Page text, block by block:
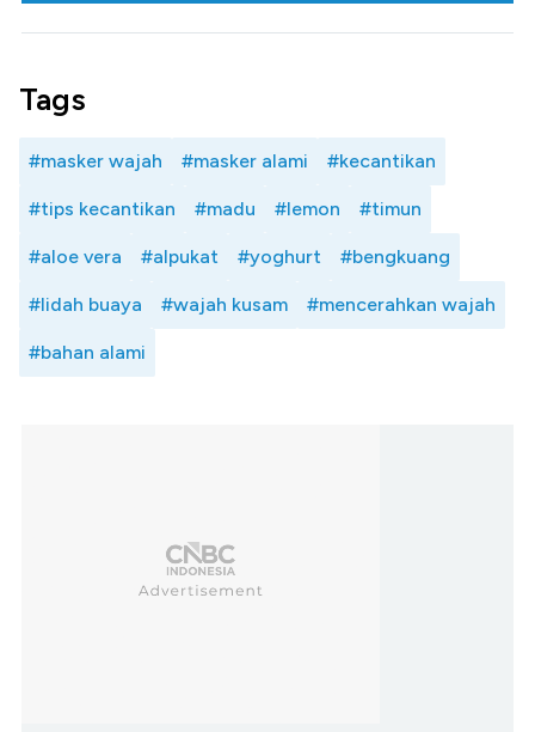
Tags
#masker wajah #masker alami #kecantikan
#tips kecantikan #madu #lemon #timun
#aloe vera #alpukat #yoghurt #bengkuang
#lidah buaya #wajah kusam #mencerahkan wajah
#bahan alami